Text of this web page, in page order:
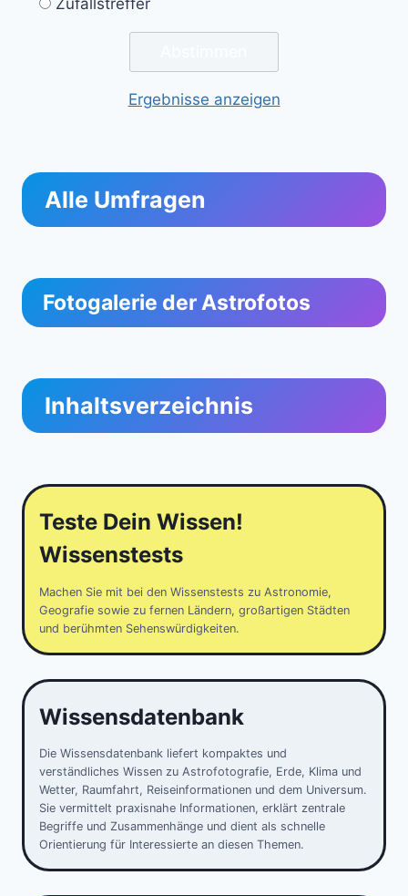
Ergebnisse anzeigen
Alle Umfragen
Fotogalerie der Astrofotos
Inhaltsverzeichnis
Teste Dein Wissen!
Wissenstests
Machen Sie mit bei den Wissenstests zu Astronomie,
Geografie sowie zu fernen Ländern, großartigen Städten
und berühmten Sehenswürdigkeiten.
Wissensdatenbank
Die Wissensdatenbank liefert kompaktes und
verständliches Wissen zu Astrofotografie, Erde, Klima und
Wetter, Raumfahrt, Reiseinformationen und dem Universum.
Sie vermittelt praxisnahe Informationen, erklärt zentrale
Begriffe und Zusammenhänge und dient als schnelle
Orientierung für Interessierte an diesen Themen.